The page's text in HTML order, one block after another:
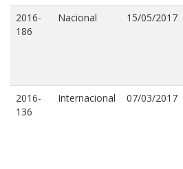
2016-
186
Nacional 15/05/2017
2016-
136
Internacional 07/03/2017